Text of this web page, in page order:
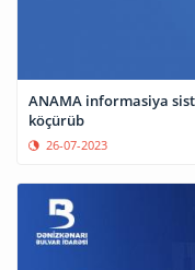
ANAMA informasiya
köçürüb
26-07-2023